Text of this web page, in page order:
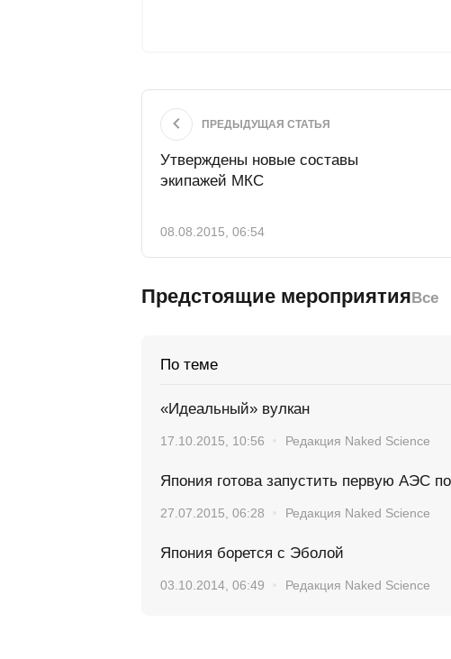
ПРЕДЫДУЩАЯ СТАТЬЯ
Утверждены новые составы
экипажей МКС
08.08.2015, 06:54
Предстоящие мероприятияВсе
По теме
«Идеальный» вулкан
17.10.2015, 10:56 Редакция Naked Science
Япония готова запустить первую АЭС
27.07.2015, 06:28 Редакция Naked Science
Япония борется с Эболой
03.10.2014, 06:49 Редакция Naked Science